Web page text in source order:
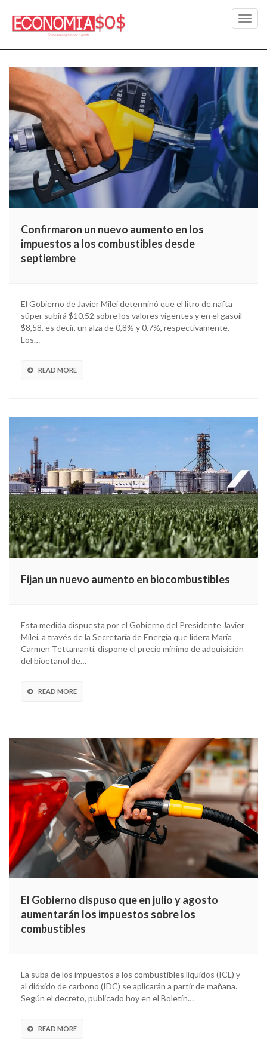
Confirmaron un nuevo aumento en los
impuestos a los combustibles desde
septiembre
El Gobierno de Javier Milei determinó que el litro de nafta
súper subirá $10,52 sobre los valores vigentes y en el gasoil
$8,58, es decir, un alza de 0,8% y 0,7%, respectivamente.
Los…
READ MORE
Fijan un nuevo aumento en biocombustibles
Esta medida dispuesta por el Gobierno del Presidente Javier
Milei, a través de la Secretaría de Energía que lidera María
Carmen Tettamanti, dispone el precio mínimo de adquisición
del bioetanol de…
READ MORE
El Gobierno dispuso que en julio y agosto
aumentarán los impuestos sobre los
combustibles
La suba de los impuestos a los combustibles líquidos (ICL) y
al dióxido de carbono (IDC) se aplicarán a partir de mañana.
Según el decreto, publicado hoy en el Boletín…
READ MORE